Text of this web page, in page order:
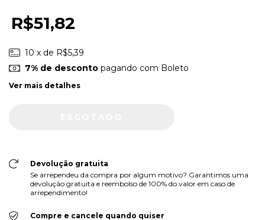
R$51,82
10 x de R$5,39
7% de descontopagando com Boleto
Ver mais detalhes
Devolução gratuita
Se arrependeu da compra por algum motivo? Garantimos uma
devolução gratuita e reembolso de 100% do valor em caso de
arrependimento!
Compre e cancele quando quiser